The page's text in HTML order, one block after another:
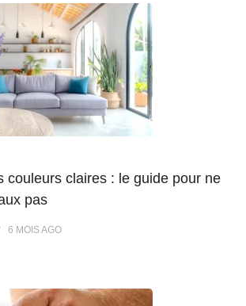
couleurs claires : le guide pour ne
pas
6 MOISAGO